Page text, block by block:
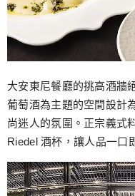
大安東尼餐廳的挑高酒牆
葡萄酒為主題的空間設計
尚迷人的氛圍。正宗義式
Riedel 酒杯，讓人品一口